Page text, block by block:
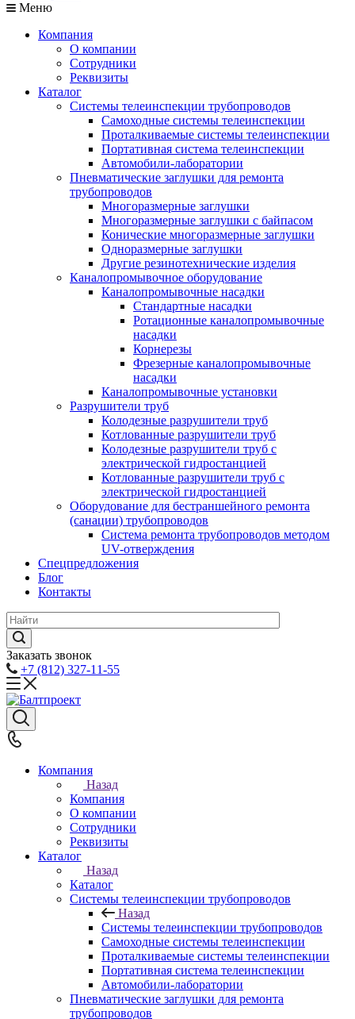
Меню
Компания
О компании
Сотрудники
Реквизиты
Каталог
Системы телеинспекции трубопроводов
Самоходные системы телеинспекции
Проталкиваемые системы телеинспекции
Портативная система телеинспекции
Автомобили-лаборатории
Пневматические заглушки для ремонта
трубопроводов
Многоразмерные заглушки
Многоразмерные заглушки с байпасом
Конические многоразмерные заглушки
Одноразмерные заглушки
Другие резинотехнические изделия
Каналопромывочное оборудование
Каналопромывочные насадки
Стандартные насадки
Ротационные каналопромывочные
насадки
Корнерезы
Фрезерные каналопромывочные
насадки
Каналопромывочные установки
Разрушители труб
Колодезные разрушители труб
Котлованные разрушители труб
Колодезные разрушители труб с
электрической гидростанцией
Котлованные разрушители труб с
электрической гидростанцией
Оборудование для бестраншейного ремонта
(санации) трубопроводов
Система ремонта трубопроводов методом
UV-отверждения
Спецпредложения
Блог
Контакты
Заказать звонок
+7 (812) 327-11-55
Компания
Назад
Компания
О компании
Сотрудники
Реквизиты
Каталог
Назад
Каталог
Системы телеинспекции трубопроводов
Назад
Системы телеинспекции трубопроводов
Самоходные системы телеинспекции
Проталкиваемые системы телеинспекции
Портативная система телеинспекции
Автомобили-лаборатории
Пневматические заглушки для ремонта
трубопроводов